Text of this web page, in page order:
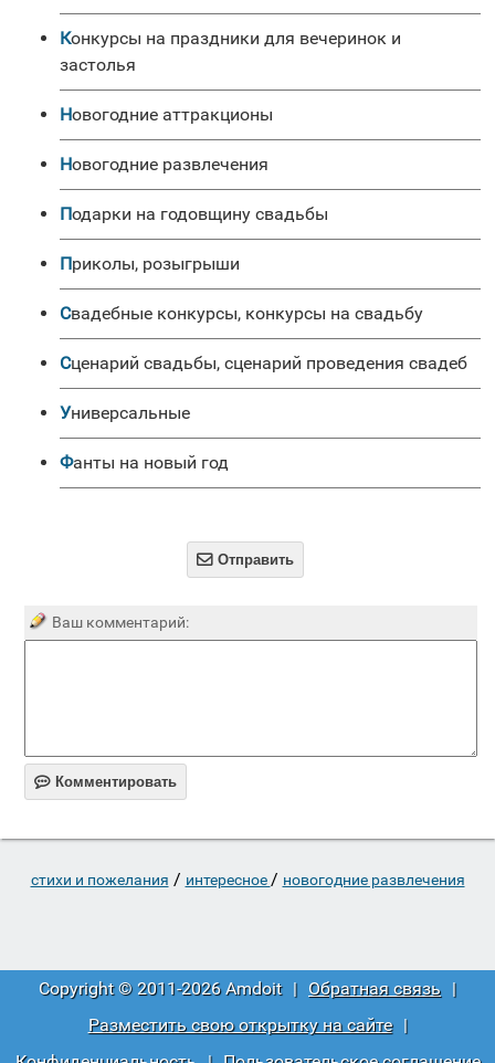
Конкурсы на праздники для вечеринок и
застолья
Новогодние аттракционы
Новогодние развлечения
Подарки на годовщину свадьбы
Приколы, розыгрыши
Свадебные конкурсы, конкурсы на свадьбу
Сценарий свадьбы, сценарий проведения свадеб
универсальные
Фанты на новый год
 Отправить
Ваш комментарий:
 Комментировать
стихи и пожелания / интересное/ новогодние развлечения
Copyright © 2011-2026 Amdoit | Обратная связь |
Разместить свою открытку на сайте
|